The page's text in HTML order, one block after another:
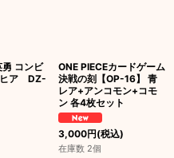
勇 コンビ
ヒア DZ-
ONE PIECEカードゲーム
決戦の刻【OP-16】 青
レア+アンコモン+コモ
ン 各4枚セット
3,000円(税込)
在庫数 2個